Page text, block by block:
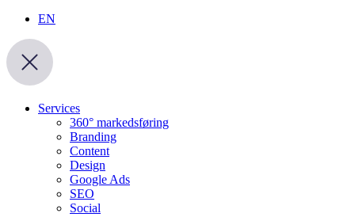
EN
Services
360° markedsføring
Branding
Content
Design
Google Ads
SEO
Social